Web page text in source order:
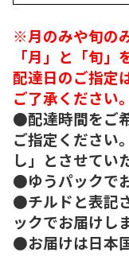
※月のみや旬の
「月」と「旬」
配達日のご指定
ご了承ください。
●配達時間をご
ご指定ください
し」とさせてい
●ゆうパックで
●チルドと表記
ックでお届けし
●お届けは日本